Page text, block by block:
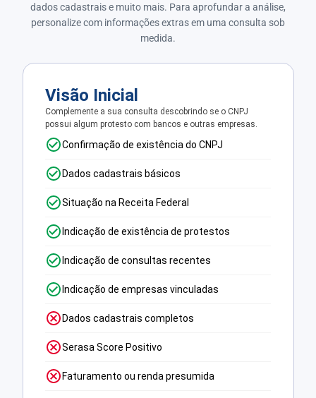
dados cadastrais e muito mais. Para aprofundar a análise,
personalize com informações extras em uma consulta sob
medida.
Visão Inicial
Complemente a sua consulta descobrindo se o CNPJ
possui algum protesto com bancos e outras empresas.
Confirmação de existência do CNPJ
Dados cadastrais básicos
Situação na Receita Federal
Indicação de existência de protestos
Indicação de consultas recentes
Indicação de empresas vinculadas
Dados cadastrais completos
Serasa Score Positivo
Faturamento ou renda presumida